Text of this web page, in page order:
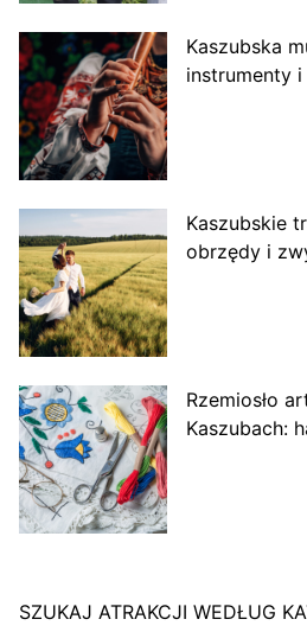
Kaszubska
instrumenty
Kaszubskie
obrzędy i
Rzemiosło
Kaszubach:
SZUKAJ ATRAKCJI WEDŁUG